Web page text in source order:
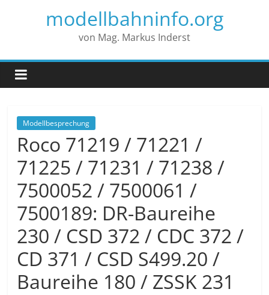
modellbahninfo.org
von Mag. Markus Inderst
Modellbesprechung
Roco 71219 / 71221 /
71225 / 71231 / 71238 /
7500052 / 7500061 /
7500189: DR-Baureihe
230 / CSD 372 / CDC 372 /
CD 371 / CSD S499.20 /
Baureihe 180 / ZSSK 231